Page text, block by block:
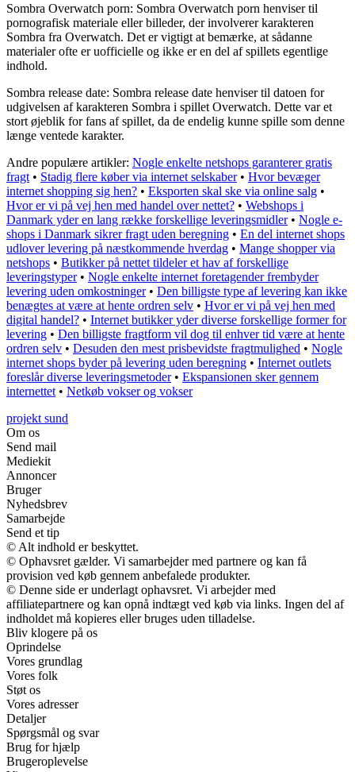
Sombra Overwatch porn: Sombra Overwatch porn henviser til
pornografisk materiale eller billeder, der involverer karakteren
Sombra fra Overwatch. Det er vigtigt at bemærke, at sådanne
materialer ofte er uofficielle og ikke er en del af spillets egentlige
indhold.
Sombra release date: Sombra release date henviser til datoen for
udgivelsen af karakteren Sombra i spillet Overwatch. Dette var et
stort øjeblik for fans af spillet, da de endelig kunne spille som denne
længe ventede karakter.
Andre populære artikler: Nogle enkelte netshops garanterer gratis
fragt • Stadig flere køber via internet selskaber• Hvor bevæger
internet shopping sig hen? • Eksporten skal ske via online salg •
Hvor er vi på vej hen med handel over nettet? • Webshops i
Danmark yder en lang række forskellige leveringsmidler• Nogle e-
shops i Danmark sikrer fragt uden beregning • En del internet shops
udlover levering på næstkommende hverdag • Mange shopper via
netshops • Butikker på nettet tildeler et hav af forskellige
leveringstyper• Nogle enkelte internet foretagender frembyder
levering uden omkostninger• Den billigste type af levering kan ikke
benægtes at være at hente ordren selv • Hvor er vi på vej hen med
digital handel? • Internet butikker yder diverse forskellige former for
levering • Den billigste fragtform vil dog til enhver tid være at hente
ordren selv • Desuden den mest prisbevidste fragtmulighed • Nogle
internet shops byder på levering uden beregning • Internet outlets
foreslår diverse leveringsmetoder• Ekspansionen sker gennem
internettet • Netkøb vokser og vokser
projekt sund
Om os
Send mail
Mediekit
Annoncer
Bruger
Nyhedsbrev
Samarbejde
Send et tip
© Alt indhold er beskyttet.
© Ophavsret gælder. Vi samarbejder med partnere og kan få
provision ved køb gennem anbefalede produkter.
© Denne side er underlagt ophavsret. Vi arbejder med
affiliatepartnere og kan opnå indtægt ved køb via links. Ingen del af
indholdet må kopieres eller bruges uden tilladelse.
Bliv klogere på os
Oprindelse
Vores grundlag
Vores folk
Støt os
Vores adresser
Detaljer
Spørgsmål og svar
Brug for hjælp
Brugeroplevelse